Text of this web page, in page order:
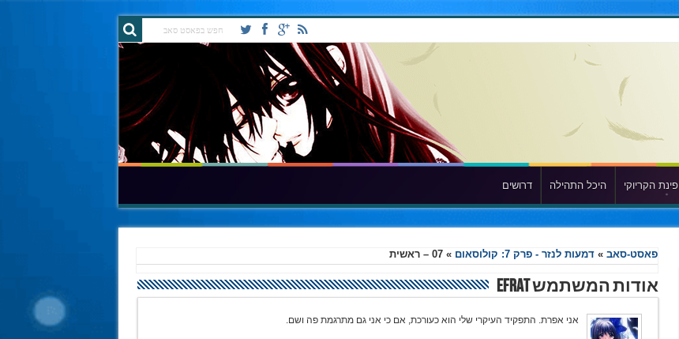
פינת הקריוקי היכל התהילה דרושים
פאסט-סאב »דמעות לנזר - פרק 7: קולוסאום »07 – ראשית
אודות המשתמש Efrat
אני אפרת. התפקיד העיקרי שלי הוא כעורכת, אם כי אני גם מתרגמת פה ושם.